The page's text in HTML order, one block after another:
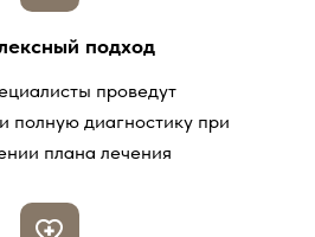
проведут
полную диагностику при
плана лечения
подход